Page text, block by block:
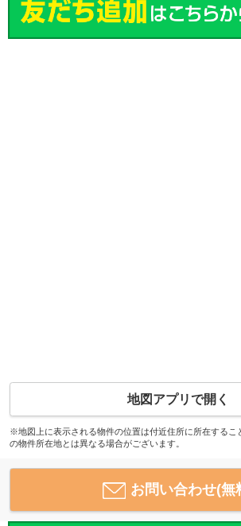
地図アプリで開く
※地図上に表示される物件の位置は付近住所に所在するこ
の物件所在地とは異なる場合がございます。
お問い合わせ(無